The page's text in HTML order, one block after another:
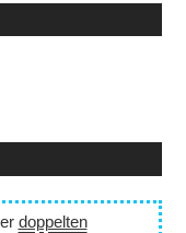
doppelten